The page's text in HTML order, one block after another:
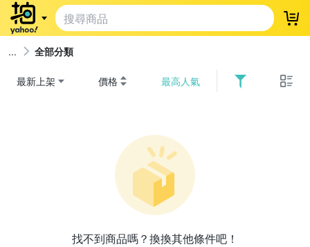
登
全部分類
最新上架 價格 最高人氣
找不到商品嗎？換換其他條件吧！